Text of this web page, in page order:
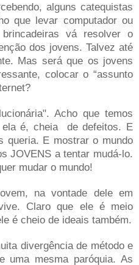
alguns catequistas
que levar computador ou
vá resolver o
dos jovens. Talvez até
Mas será que os jovens
colocar o “assunto
Acho que temos
é, cheia de defeitos. E
queria. E mostrar o mundo
JOVENS a tentar mudá-lo.
mudar o mundo!
na vontade dele em
Claro que ele é meio
é cheio de ideais também.
divergência de método e
uma mesma paróquia. As